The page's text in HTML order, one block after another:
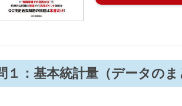
１：基本統計量（データのま